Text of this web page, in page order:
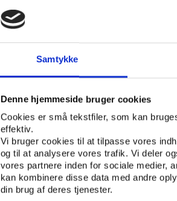
Samtykke
Denne hjemmeside bruger cookies
Cookies er små tekstfiler, som kan
effektiv.
Vi bruger cookies til at tilpasse vores
og til at analysere vores trafik. Vi deler
vores partnere inden for sociale medier,
kan kombinere disse data med andre
din brug af deres tjenester.
folkeoplysningsloven?
grunden til, at de har
Aftenskolernes
typer sig? Væsentlige
aftenskolernes relationer til
samarbejdspartnere.
Aftenskolerne og de
udfordringer ser de som de
gribe det an? Er der